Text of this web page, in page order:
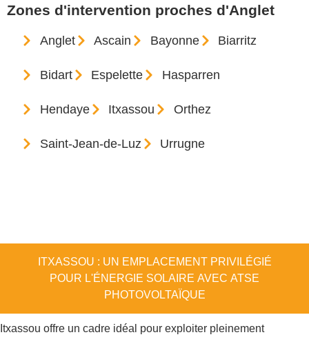
Zones d'intervention proches d'Anglet
Anglet Ascain Bayonne Biarritz
Bidart Espelette Hasparren
Hendaye Itxassou Orthez
Saint-Jean-de-Luz Urrugne
ITXASSOU : UN EMPLACEMENT PRIVILÉGIÉ
POUR L'ÉNERGIE SOLAIRE AVEC ATSE
PHOTOVOLTAÏQUE
Itxassou offre un cadre idéal pour exploiter pleinement